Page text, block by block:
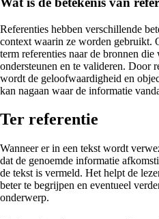
Referenties hebben verschillende
context waarin ze worden gebruikt.
term referenties naar de bronnen
ondersteunen en te valideren. Door
wordt de geloofwaardigheid en
kan nagaan waar de informatie
Ter referentie
Wanneer er in een tekst wordt
dat de genoemde informatie
de tekst is vermeld. Het helpt de
beter te begrijpen en eventueel
onderwerp.